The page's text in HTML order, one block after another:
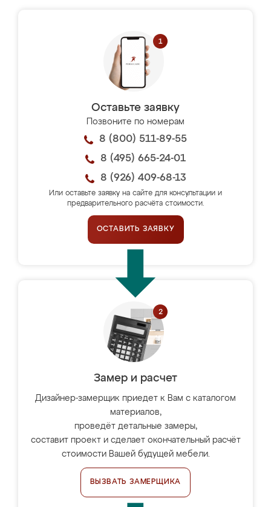
Оставьте заявку
Позвоните по номерам
8 (800) 511-89-55
8 (495) 665-24-01
8 (926) 409-68-13
Или оставьте заявку на сайте для консультации и
предварительного расчёта стоимости.
ОСТАВИТЬ ЗАЯВКУ
Замер и расчет
Дизайнер-замерщик приедет к Вам с каталогом
материалов,
проведёт детальные замеры,
составит проект и сделает окончательный расчёт
стоимости Вашей будущей мебели.
ВЫЗВАТЬ ЗАМЕРЩИКА